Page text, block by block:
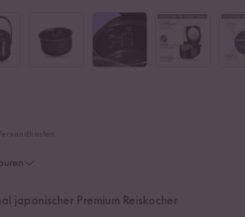
japanischer Premium Reiskocher